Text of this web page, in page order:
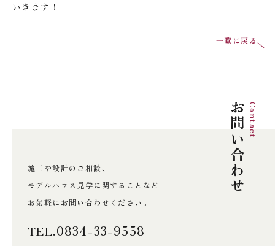
いきます！
一覧に戻る
お問い合わせContact
施工や設計のご相談、
モデルハウス見学に関することなど
お気軽にお問い合わせください。
TEL.0834-33-9558